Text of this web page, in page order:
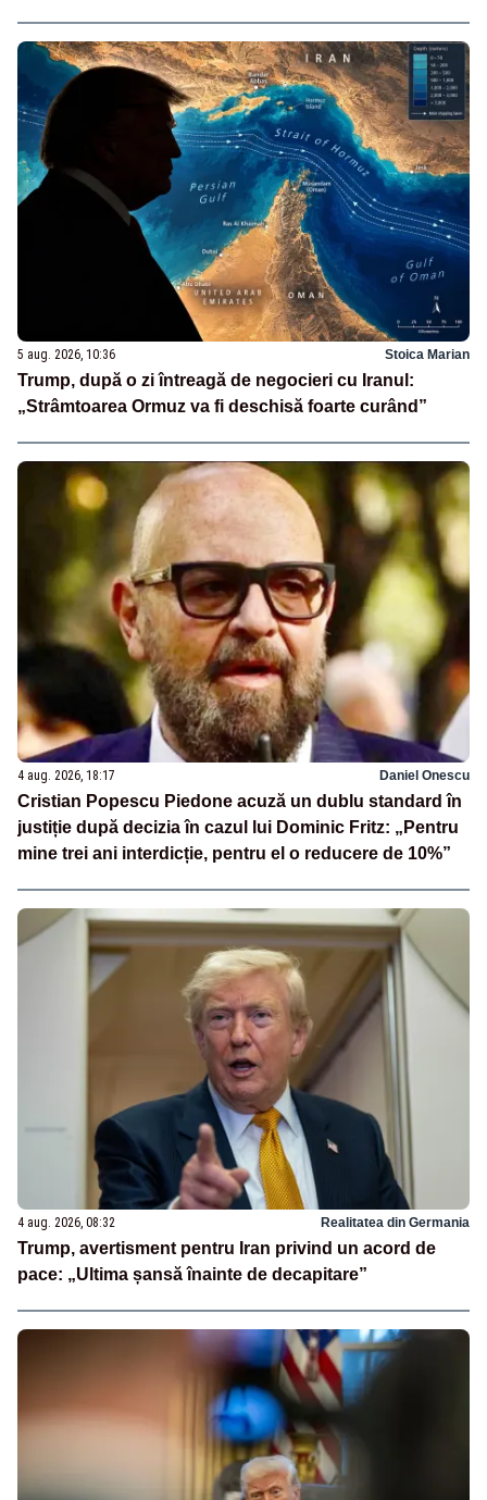
5 aug. 2026, 10:36 Stoica Marian
Trump, după o zi întreagă de negocieri cu Iranul:
„Strâmtoarea Ormuz va fi deschisă foarte curând”
4 aug. 2026, 18:17 Daniel Onescu
Cristian Popescu Piedone acuză un dublu standard în
justiție după decizia în cazul lui Dominic Fritz: „Pentru
mine trei ani interdicție, pentru el o reducere de 10%”
4 aug. 2026, 08:32 Realitatea din Germania
Trump, avertisment pentru Iran privind un acord de
pace: „Ultima șansă înainte de decapitare”